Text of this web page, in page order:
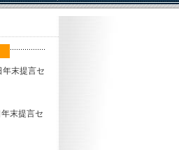
年末提言セ
末提言セ